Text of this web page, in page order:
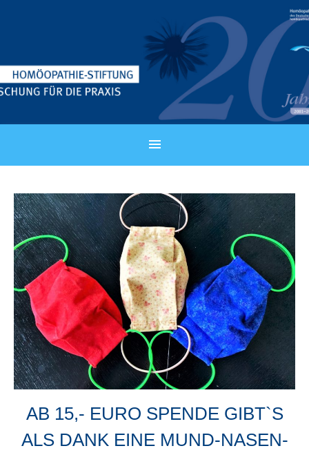
AB 15,- EURO SPENDE GIBT`S
ALS DANK EINE MUND-NASEN-